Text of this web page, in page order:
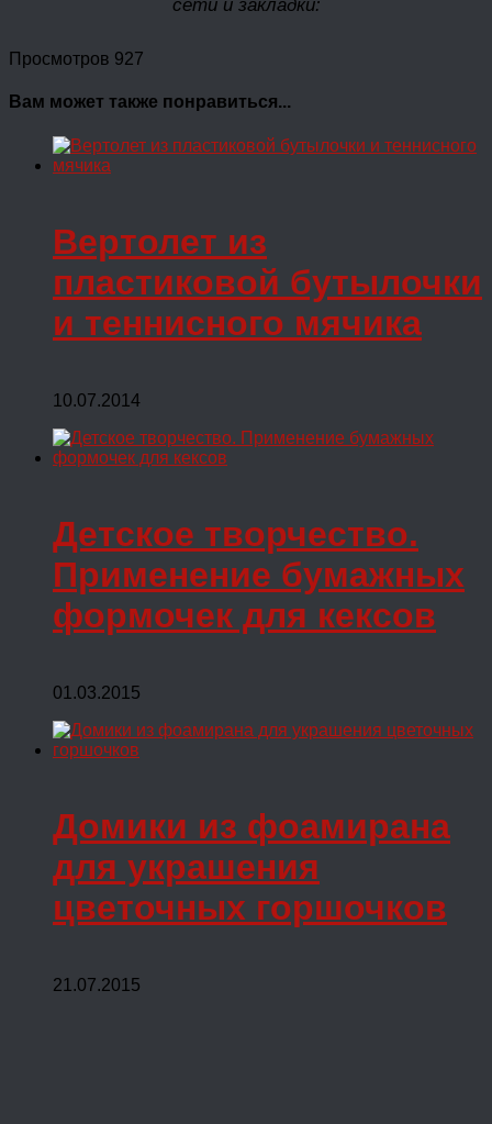
сети и закладки:
Просмотров 927
Вам может также понравиться...
Вертолет из
пластиковой бутылочки
и теннисного мячика
10.07.2014
Детское творчество.
Применение бумажных
формочек для кексов
01.03.2015
Домики из фоамирана
для украшения
цветочных горшочков
21.07.2015